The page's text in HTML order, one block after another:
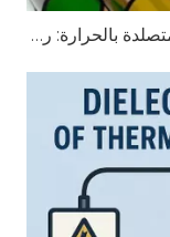
المواد البلاستيكية الحرارية مقابل المواد المتصلدة بالحرارة: رؤى شاملة